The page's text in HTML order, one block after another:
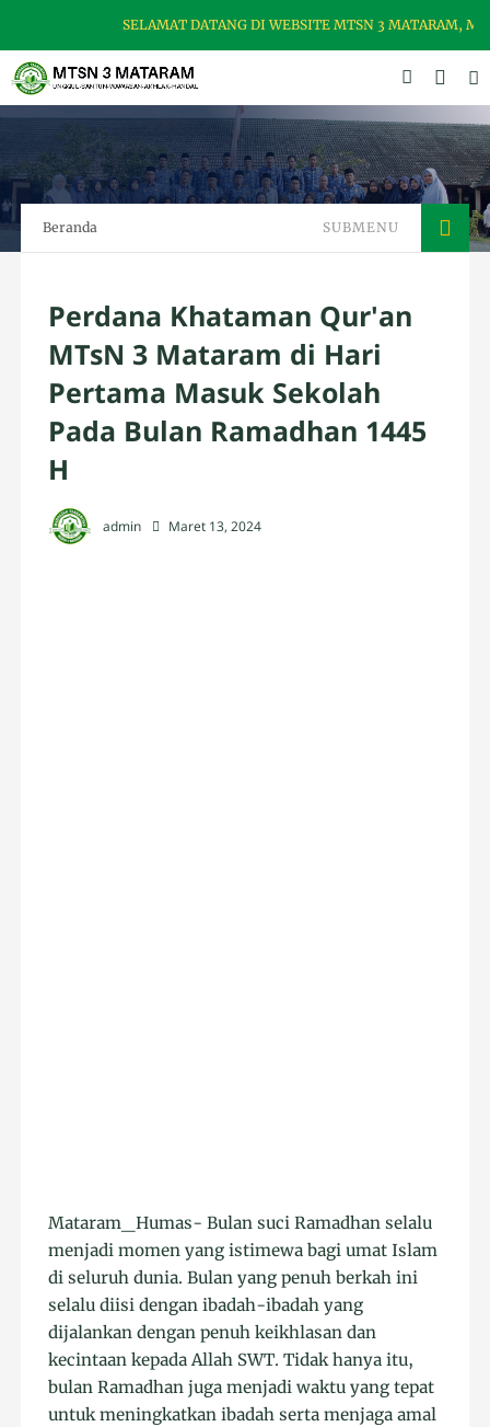
SELAMAT DATANG DI WEBSITE MTSN 3 MATARAM,
Beranda SUBMENU
Perdana Khataman Qur'an
MTsN 3 Mataram di Hari
Pertama Masuk Sekolah
Pada Bulan Ramadhan 1445
H
admin Maret 13, 2024
Mataram_Humas- Bulan suci Ramadhan selalu
menjadi momen yang istimewa bagi umat Islam
di seluruh dunia. Bulan yang penuh berkah ini
selalu diisi dengan ibadah-ibadah yang
dijalankan dengan penuh keikhlasan dan
kecintaan kepada Allah SWT. Tidak hanya itu,
bulan Ramadhan juga menjadi waktu yang tepat
untuk meningkatkan ibadah serta menjaga amal